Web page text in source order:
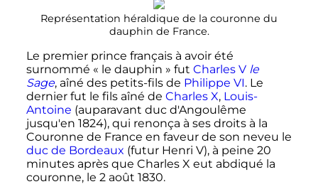
Représentation héraldique de la couronne du
dauphin de France.
Le premier prince français à avoir été
surnommé « le dauphin » fut Charles V le
Sage, aîné des petits-fils de Philippe VI. Le
dernier fut le fils aîné de Charles X, Louis-
Antoine (auparavant duc d'Angoulême
jusqu'en 1824), qui renonça à ses droits à la
Couronne de France en faveur de son neveu le
duc de Bordeaux (futur Henri V), à peine 20
minutes après que Charles X eut abdiqué la
couronne, le 2 août 1830.